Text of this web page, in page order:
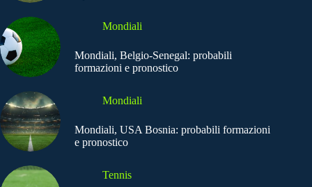
Mondiali
Mondiali, Belgio-Senegal: probabili
formazioni e pronostico
Mondiali
Mondiali, USA Bosnia: probabili formazioni
e pronostico
Tennis